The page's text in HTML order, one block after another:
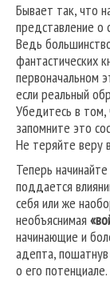
Бывает так, что
представление о
Ведь
фантастических
первоначальном
если реальный
Убедитесь в том,
запомните это
Не теряйте веру
Теперь
поддается
себя или же
необъяснимая
начинающие и
адепта,
о его потенциале.